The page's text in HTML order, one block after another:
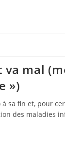
va mal
»)
sa fin et, pour
des maladies